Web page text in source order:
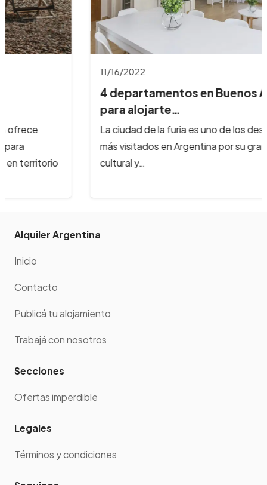
4 departamentos en Buenos Aires
para alojarte…
La ciudad de la furia es uno de los destinos
más visitados en Argentina por su gran oferta
cultural y…
Alquiler Argentina
Inicio
Contacto
Publicá tu alojamiento
Trabajá con nosotros
Secciones
Ofertas imperdible
Legales
Términos y condiciones